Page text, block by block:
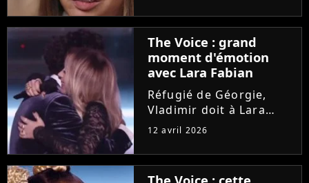
diagnostiqué à l'âge de
8 ans. La maladie et les
opérations de la
dernière gagnante de
"The...
The Voice : grand
moment d'émotion
avec Lara Fabian
Réfugié de Géorgie,
Vladimir doit à Lara
Fabian son
français et sa vocation
de chanteur. Sur le
12 avril 2026